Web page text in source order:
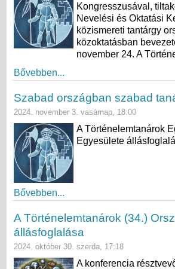
Kongresszusával,
Nevelési és Oktatási
közismereti tantárgy
közoktatásban
november 24. A
Bővebben...
Szabad országban szabad
2024. november 3. vasárnap, 18:00
A Történelemtanárok
Egyesülete
Bővebben...
A Történelemtanárok (34.)
állásfoglalása
2024. október 30. szerda, 17:18
A konferencia